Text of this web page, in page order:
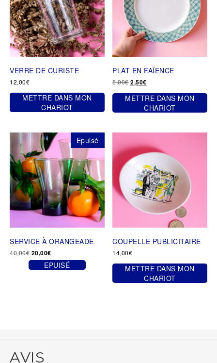
VERRE DE CURISTE
12,00€
METTRE DANS MON
CHARIOT
PLAT EN FAÏENCE
5,00€Le
initial
était :
5,00€.
2,50€Le
actuel
est :
2,50€.
METTRE DANS MON
CHARIOT
Epuisé
SERVICE À ORANGEADE
40,00€ Le
prix
initial
20,00€Le
prix
actuel
EPUISÉ
COUPELLE PUBLICITAIRE
14,00€
METTRE DANS MON
CHARIOT
AVIS